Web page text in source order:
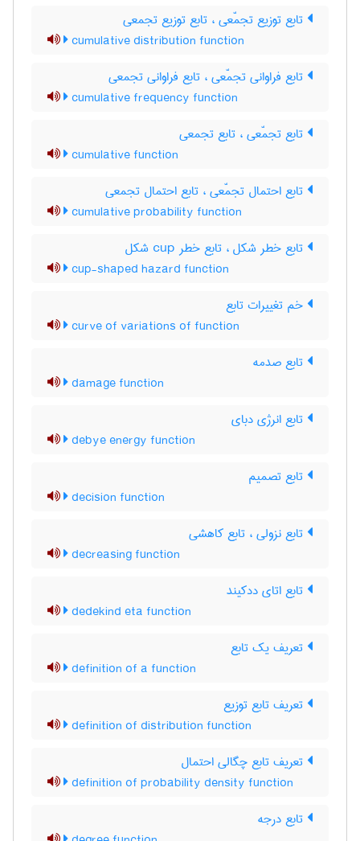
تابع توزیع تجمّعی ، تابع توزیع تجمعی
cumulative distribution function
تابع فراوانی تجمّعی ، تابع فراوانی تجمعی
cumulative frequency function
تابع تجمّعی ، تابع تجمعی
cumulative function
تابع احتمال تجمّعی ، تابع احتمال تجمعی
cumulative probability function
تابع خطر شکل ، تابع خطر ‌c‌u‌p شکل
cup-shaped hazard function
خم تغییرات تابع
curve of variations of function
تابع صدمه
damage function
تابع انرژی دبای
debye energy function
تابع تصمیم
decision function
تابع نزولی ، تابع کاهشی
decreasing function
تابع اتای ددکیند
dedekind eta function
تعریف یک تابع
definition of a function
تعریف تابع توزیع
definition of distribution function
تعریف تابع چگالی احتمال
definition of probability density function
تابع درجه